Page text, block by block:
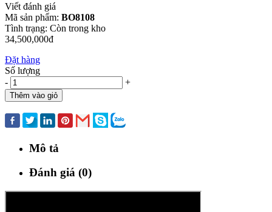
Viết đánh giá
Mã sản phẩm: BO8108
Tình trạng: Còn trong kho
34,500,000đ
Đặt hàng
Số lượng
-
+
Thêm vào giỏ
Mô tả
Đánh giá (0)